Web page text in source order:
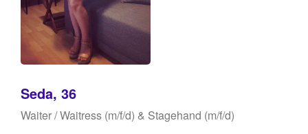
Seda, 36
Waiter / Waitress (m/f/d) & Stagehand (m/f/d)